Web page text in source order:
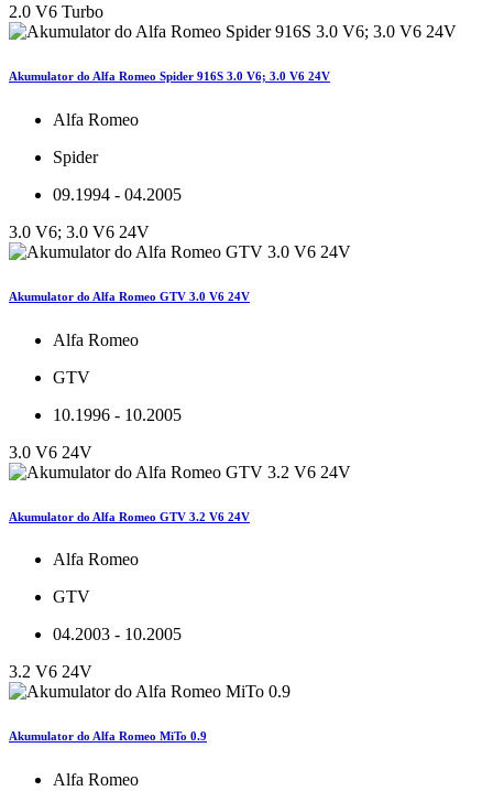
2.0 V6 Turbo
Akumulator do Alfa Romeo Spider 916S 3.0 V6; 3.0 V6 24V
Alfa Romeo
Spider
09.1994 - 04.2005
3.0 V6; 3.0 V6 24V
Akumulator do Alfa Romeo GTV 3.0 V6 24V
Alfa Romeo
GTV
10.1996 - 10.2005
3.0 V6 24V
Akumulator do Alfa Romeo GTV 3.2 V6 24V
Alfa Romeo
GTV
04.2003 - 10.2005
3.2 V6 24V
Akumulator do Alfa Romeo MiTo 0.9
Alfa Romeo